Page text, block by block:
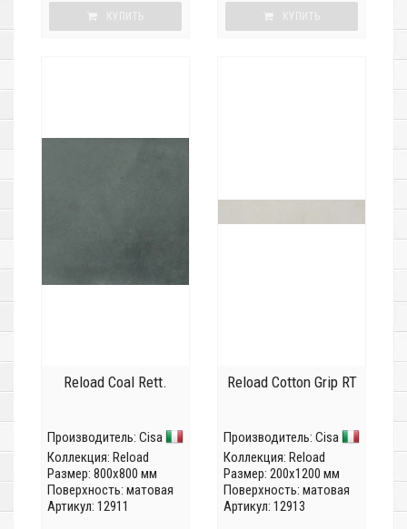
КУПИТЬ КУПИТЬ
Reload Coal Rett.
Производитель: Cisa
Коллекция: Reload
Размер: 800x800 мм
Поверхность: матовая
Артикул: 12911
Reload Cotton Grip RT
Производитель: Cisa
Коллекция: Reload
Размер: 200x1200 мм
Поверхность: матовая
Артикул: 12913